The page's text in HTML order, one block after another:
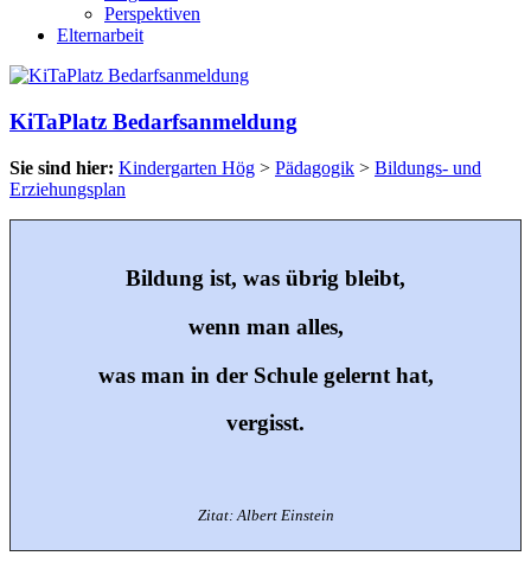
Perspektiven
Elternarbeit
KiTaPlatz Bedarfsanmeldung
Sie sind hier: Kindergarten Hög > Pädagogik > Bildungs- und
Erziehungsplan
Bildung ist, was übrig bleibt,
wenn man alles,
was man in der Schule gelernt hat,
vergisst.
Zitat: Albert Einstein